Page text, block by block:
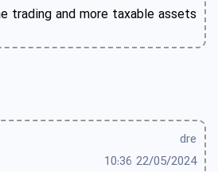
trading and more taxable assets.
dre
22/05/2024 10:36